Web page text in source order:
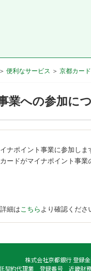
便利なサービス 京都カー
業への参加に
ナポイント事業に参加しま
ードがマイナポイント事業
細はこちら より確認くださ
株式会社京都銀行 登録
契約代理業 登録番号 近畿財